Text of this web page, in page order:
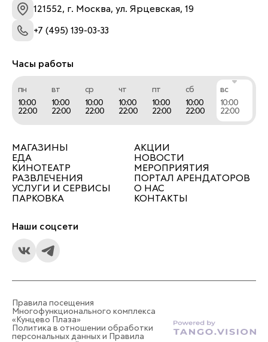
121552, г. Москва, ул. Ярцевская, 19
+7 (495) 139-03-33
Часы работы
пн
10:00
22:00
вт
10:00
22:00
ср
10:00
22:00
чт
10:00
22:00
пт
10:00
22:00
сб
10:00
22:00
вс
10:00
22:00
МАГАЗИНЫ
ЕДА
КИНОТЕАТР
РАЗВЛЕЧЕНИЯ
УСЛУГИ И СЕРВИСЫ
ПАРКОВКА
АКЦИИ
НОВОСТИ
МЕРОПРИЯТИЯ
ПОРТАЛ АРЕНДАТОРОВ
О НАС
КОНТАКТЫ
Наши соцсети
Правила посещения
Многофункционального комплекса
«Кунцево Плаза»
Политика в отношении обработки
персональных данных и Правила